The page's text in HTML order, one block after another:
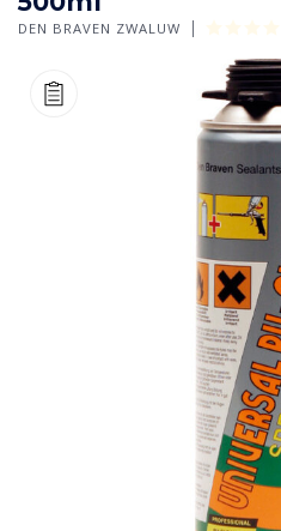
DEN BRAVEN ZWALUW